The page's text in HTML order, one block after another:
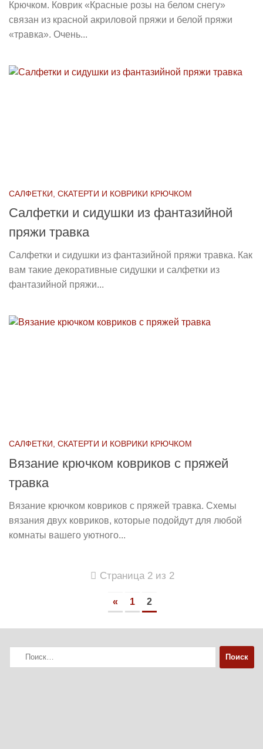
Крючком. Коврик «Красные розы на белом снегу»
связан из красной акриловой пряжи и белой пряжи
«травка». Очень...
САЛФЕТКИ, СКАТЕРТИ И КОВРИКИ КРЮЧКОМ
Салфетки и сидушки из фантазийной
пряжи травка
Салфетки и сидушки из фантазийной пряжи травка. Как
вам такие декоративные сидушки и салфетки из
фантазийной пряжи...
САЛФЕТКИ, СКАТЕРТИ И КОВРИКИ КРЮЧКОМ
Вязание крючком ковриков с пряжей
травка
Вязание крючком ковриков с пряжей травка. Схемы
вязания двух ковриков, которые подойдут для любой
комнаты вашего уютного...
Страница 2 из 2
« 1 2
Найти: